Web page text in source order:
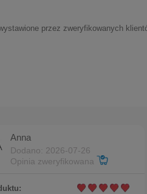
przez zweryfikowanych
Anna
Dodano: 2026-07-26
Opinia zweryfikowana